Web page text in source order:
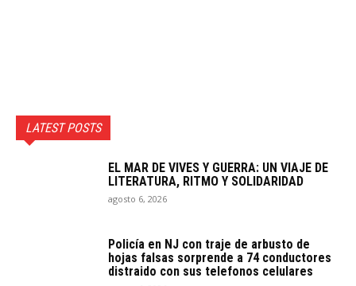
LATEST POSTS
EL MAR DE VIVES Y GUERRA: UN VIAJE DE
LITERATURA, RITMO Y SOLIDARIDAD
agosto 6, 2026
Policía en NJ con traje de arbusto de
hojas falsas sorprende a 74 conductores
distraido con sus telefonos celulares